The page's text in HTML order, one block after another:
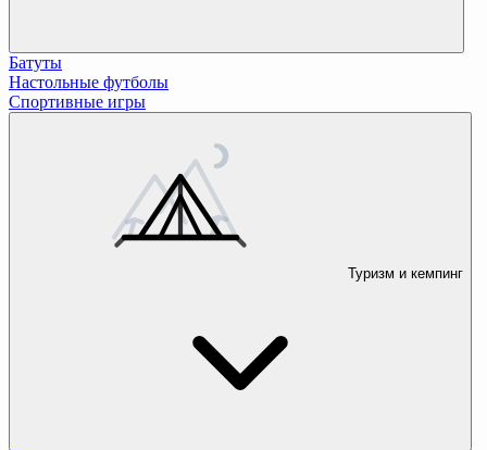
Батуты
Настольные футболы
Спортивные игры
Туризм и кемпинг